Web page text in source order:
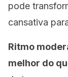
pode
cansativa
Ritmo
melhor do